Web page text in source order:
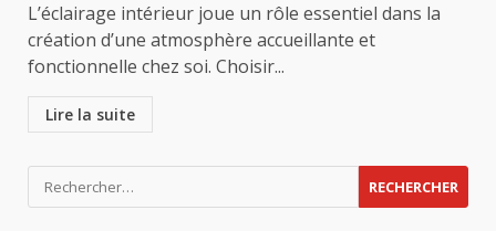
L’éclairage intérieur joue un rôle essentiel dans la
création d’une atmosphère accueillante et
fonctionnelle chez soi. Choisir...
Lire la suite
Rechercher :